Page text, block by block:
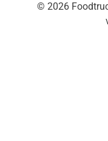
© 2026